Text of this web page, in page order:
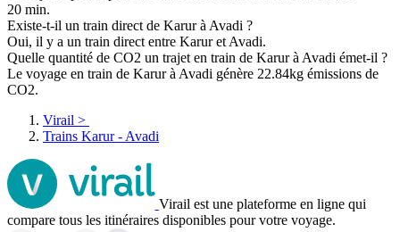
20 min.
Existe-t-il un train direct de Karur à Avadi ?
Oui, il y a un train direct entre Karur et Avadi.
Quelle quantité de CO2 un trajet en train de Karur à Avadi émet-il ?
Le voyage en train de Karur à Avadi génère 22.84kg émissions de
CO2.
Virail >
Trains Karur - Avadi
Virail est une plateforme en ligne qui
compare tous les itinéraires disponibles pour votre voyage.